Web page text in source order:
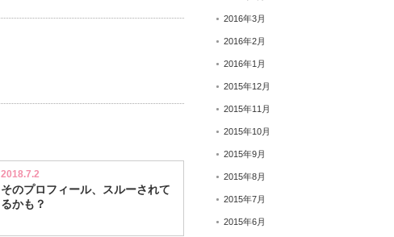
2018.7.2
そのプロフィール、スルーされて
るかも？
2016年3月
2016年2月
2016年1月
2015年12月
2015年11月
2015年10月
2015年9月
2015年8月
2015年7月
2015年6月